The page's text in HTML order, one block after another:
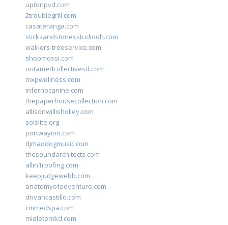
uptonpvd.com
2troublegrill.com
casateranga.com
sticksandstonesstudiooh.com
walkers-treeservice.com
shopmossi.com
untamedcollectivesd.com
mxpwellness.com
infernocanine.com
thepaperhousecollection.com
allisonwillisholley.com
solslite.org
portwayinn.com
djmaddogmusic.com
thesoundarchitects.com
allin1roofing.com
keepjudgewebb.com
anatomyofadventure.com
drivancastillo.com
cmmedspa.com
midletontkd.com